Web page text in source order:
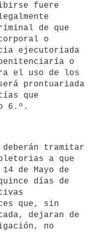
fuere
de que
o
ejecutoriada
penitenciaría o
el uso de los
prontuariada
que
6.º.
a que
de Mayo de
días de
que, sin
dejaran de
no